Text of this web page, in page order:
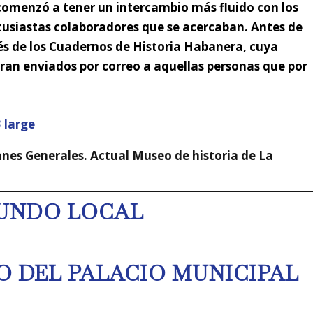
a tener un intercambio más fluido con los
colaboradores que se acercaban. Antes de
de los Cuadernos de Historia Habanera, cuya
enviados por correo a aquellas personas que por
Generales. Actual Museo de historia de La
LOCAL
DEL PALACIO MUNICIPAL